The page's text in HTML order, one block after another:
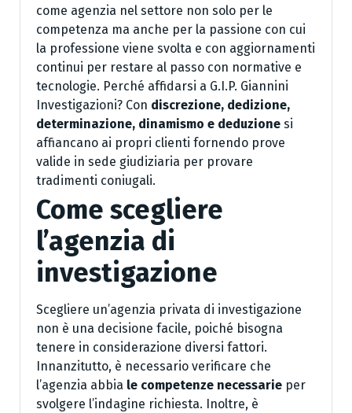
come agenzia nel settore non solo per le
competenza ma anche per la passione con cui
la professione viene svolta e con aggiornamenti
continui per restare al passo con normative e
tecnologie. Perché affidarsi a G.I.P. Giannini
Investigazioni? Con discrezione, dedizione,
determinazione, dinamismo e deduzione si
affiancano ai propri clienti fornendo prove
valide in sede giudiziaria per provare
tradimenti coniugali.
Come scegliere
l’agenzia di
investigazione
Scegliere un’agenzia privata di investigazione
non è una decisione facile, poiché bisogna
tenere in considerazione diversi fattori.
Innanzitutto, è necessario verificare che
l’agenzia abbia le competenze necessarie per
svolgere l’indagine richiesta. Inoltre, è